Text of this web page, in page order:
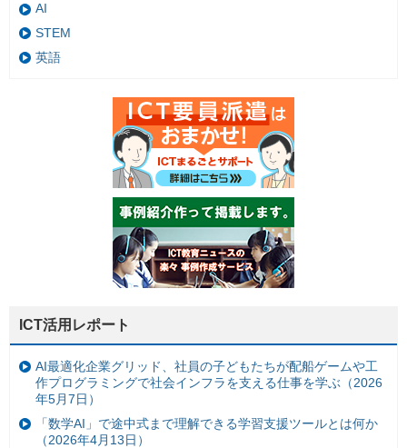
AI
STEM
英語
ICT活用レポート
AI最適化企業グリッド、社員の子どもたちが配船ゲームや工
作プログラミングで社会インフラを支える仕事を学ぶ（2026
年5月7日）
「数学AI」で途中式まで理解できる学習支援ツールとは何か
（2026年4月13日）